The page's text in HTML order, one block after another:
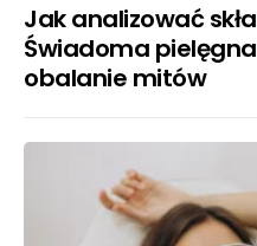
Jak analizować
Świadoma
obalanie mitów